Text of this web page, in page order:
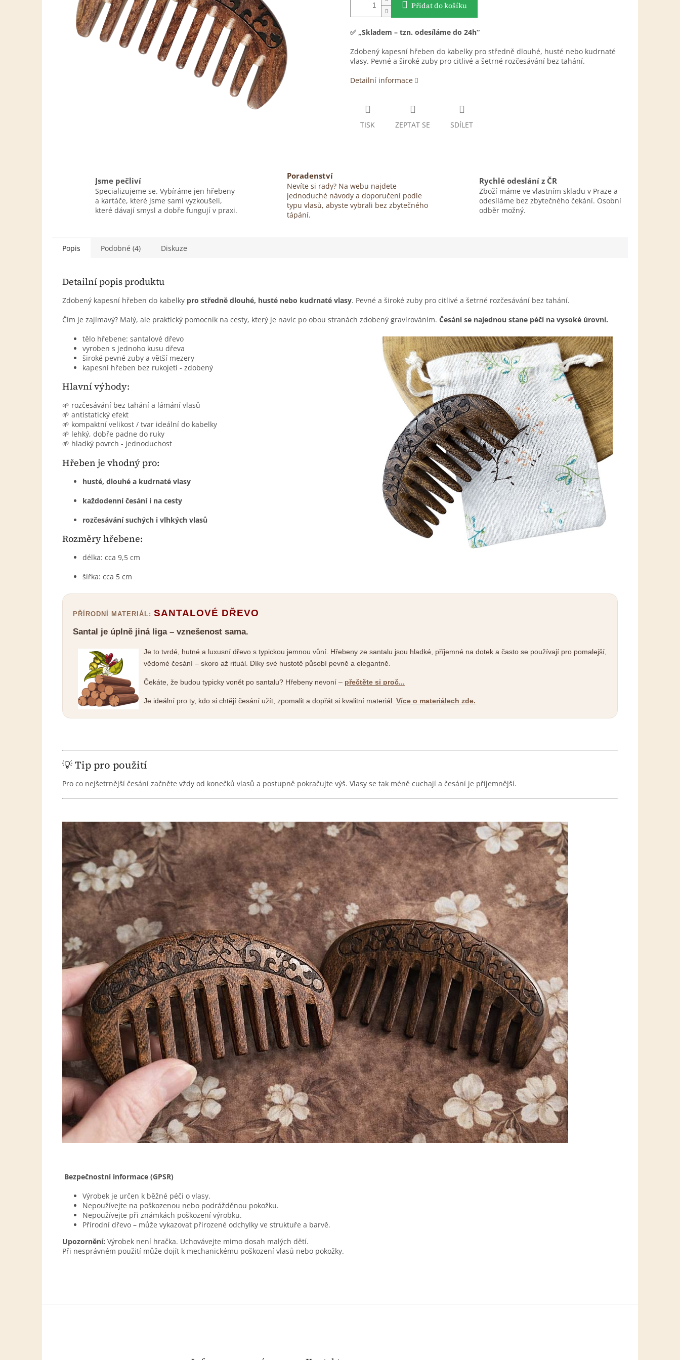
Přidat do košíku
✅ „Skladem – tzn. odesíláme do 24h“
Zdobený kapesní hřeben do kabelky pro středně dlouhé, husté nebo kudrnaté
vlasy. Pevné a široké zuby pro citlivé a šetrné rozčesávání bez tahání.
Detailní informace
TISK ZEPTAT SE SDÍLET
Jsme pečliví
Specializujeme se. Vybíráme jen hřebeny
a kartáče, které jsme sami vyzkoušeli,
které dávají smysl a dobře fungují v praxi.
Poradenství
Nevíte si rady? Na webu najdete
jednoduché návody a doporučení podle
typu vlasů, abyste vybrali bez zbytečného
tápání.
Rychlé odeslání z ČR
Zboží máme ve vlastním skladu v Praze a
odesíláme bez zbytečného čekání. Osobní
odběr možný.
Popis Podobné (4) Diskuze
Detailní popis produktu
Zdobený kapesní hřeben do kabelky pro středně dlouhé, husté nebo kudrnaté vlasy. Pevné a široké zuby pro citlivé a šetrné rozčesávání bez tahání.
Čím je zajímavý? Malý, ale praktický pomocník na cesty, který je navíc po obou stranách zdobený gravírováním. Česání se najednou stane péčí na vysoké úrovni.
tělo hřebene: santalové dřevo
vyroben s jednoho kusu dřeva
široké pevné zuby a větší mezery
kapesní hřeben bez rukojeti - zdobený
Hlavní výhody:
🌱 rozčesávání bez tahání a lámání vlasů
🌱 antistatický efekt
🌱 kompaktní velikost / tvar ideální do kabelky
🌱 lehký, dobře padne do ruky
🌱 hladký povrch - jednoduchost
Hřeben je vhodný pro:
husté, dlouhé a kudrnaté vlasy
každodenní česání i na cesty
rozčesávání suchých i vlhkých vlasů
Rozměry hřebene:
délka: cca 9,5 cm
šířka: cca 5 cm
PŘÍRODNÍ MATERIÁL: SANTALOVÉ DŘEVO
Santal je úplně jiná liga – vznešenost sama.
Je to tvrdé, hutné a luxusní dřevo s typickou jemnou vůní. Hřebeny ze santalu jsou hladké, příjemné na dotek a často se používají pro pomalejší,
vědomé česání – skoro až rituál. Díky své hustotě působí pevně a elegantně.
Čekáte, že budou typicky vonět po santalu? Hřebeny nevoní – přečtěte si proč...
Je ideální pro ty, kdo si chtějí česání užít, zpomalit a dopřát si kvalitní materiál. Více o materiálech zde.
💡 Tip pro použití
Pro co nejšetrnější česání začněte vždy od konečků vlasů a postupně pokračujte výš. Vlasy se tak méně cuchají a česání je příjemnější.
Bezpečnostní informace (GPSR)
Výrobek je určen k běžné péči o vlasy.
Nepoužívejte na poškozenou nebo podrážděnou pokožku.
Nepoužívejte při známkách poškození výrobku.
Přírodní dřevo – může vykazovat přirozené odchylky ve struktuře a barvě.
Upozornění: Výrobek není hračka. Uchovávejte mimo dosah malých dětí.
Při nesprávném použití může dojít k mechanickému poškození vlasů nebo pokožky.